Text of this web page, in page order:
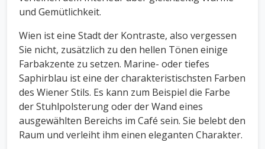
und Gemütlichkeit.
Wien ist eine Stadt der Kontraste, also vergessen
Sie nicht, zusätzlich zu den hellen Tönen einige
Farbakzente zu setzen. Marine- oder tiefes
Saphirblau ist eine der charakteristischsten Farben
des Wiener Stils. Es kann zum Beispiel die Farbe
der Stuhlpolsterung oder der Wand eines
ausgewählten Bereichs im Café sein. Sie belebt den
Raum und verleiht ihm einen eleganten Charakter.